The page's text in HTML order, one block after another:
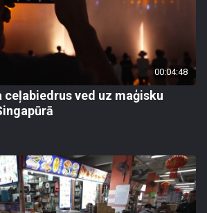
00:04:48
ceļabiedrus ved uz maģisku